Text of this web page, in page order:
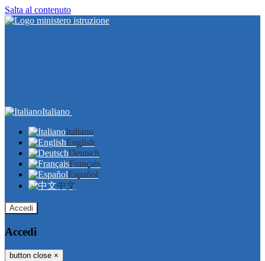
Salta al contenuto
Italiano
Italiano
English
Deutsch
Français
Español
中文
Accedi
Accedi
button close ×